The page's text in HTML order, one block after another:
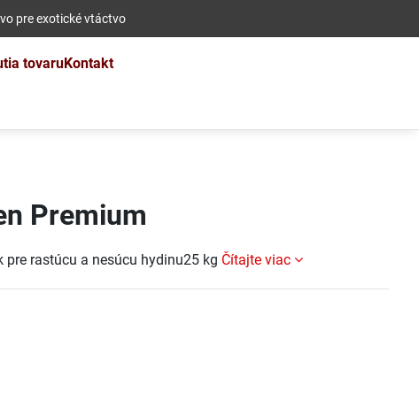
pre exotické vtáctvo
tovaruKontakt
Premium
rastúcu a nesúcu hydinu25 kg Čítajte viac